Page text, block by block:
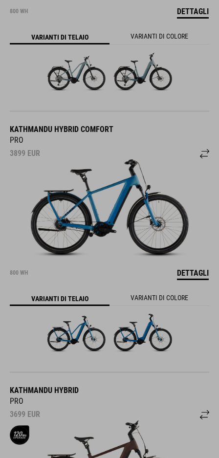
800 WH DETTAGLI
VARIANTI DI TELAIO VARIANTI DI COLORE
KATHMANDU HYBRID COMFORT
PRO
3899 EUR
800 WH DETTAGLI
VARIANTI DI TELAIO VARIANTI DI COLORE
KATHMANDU HYBRID
PRO
3699 EUR